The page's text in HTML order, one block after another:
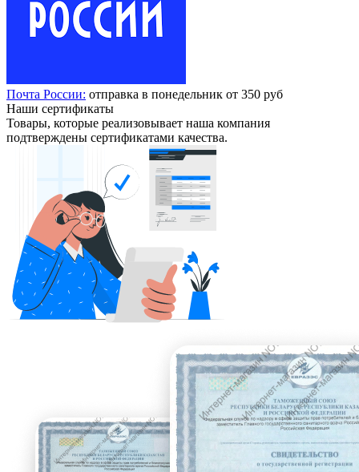
Почта России: отправка в понедельник от 350 руб
Наши сертификаты
Товары, которые реализовывает наша компания
подтверждены сертификатами качества.